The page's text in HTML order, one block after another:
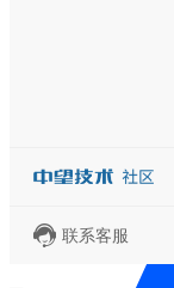
联系客服